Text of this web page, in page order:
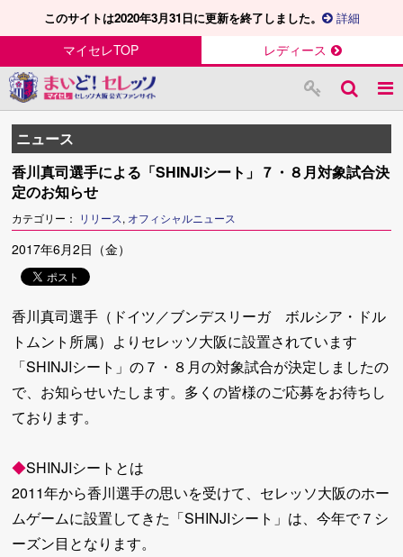
このサイトは2020年3月31日に更新を終了しました。 詳細
マイセレTOP レディース
ニュース
香川真司選手による「SHINJIシート」７・８月対象試合決
定のお知らせ
カテゴリー： リリース, オフィシャルニュース
2017年6月2日（金）
香川真司選手（ドイツ／ブンデスリーガ ボルシア・ドル
トムント所属）よりセレッソ大阪に設置されています
「SHINJIシート」の７・８月の対象試合が決定しましたの
で、お知らせいたします。多くの皆様のご応募をお待ちし
ております。
◆SHINJIシートとは
2011年から香川選手の思いを受けて、セレッソ大阪のホー
ムゲームに設置してきた「SHINJIシート」は、今年で７シ
ーズン目となります。